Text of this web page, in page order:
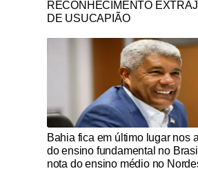
RECONHECIMENTO
DE USUCAPIÃO
Notícias Católicas
Bahia fica em último lugar nos
do ensino fundamental no
nota do ensino médio no